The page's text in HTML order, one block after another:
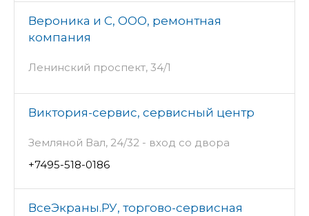
Вероника и С, ООО, ремонтная
компания
Ленинский проспект, 34/1
Виктория-сервис, сервисный центр
Земляной Вал, 24/32 - вход со двора
+7495-518-0186
ВсеЭкраны.РУ, торгово-сервисная